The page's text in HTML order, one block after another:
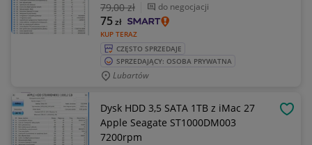
79,00 zł do negocjacji
KUP TERAZ
75zł
CZĘSTO SPRZEDAJE
SPRZEDAJĄCY: OSOBA PRYWATNA
Lubartów
Dysk HDD 3,5 SATA 1TB z iMac 27
Apple Seagate ST1000DM003
7200rpm